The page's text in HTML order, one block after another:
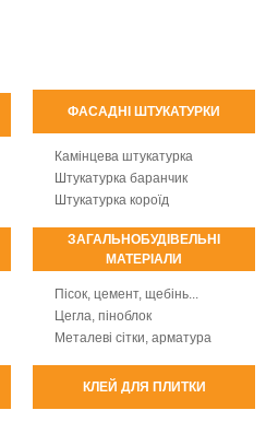
ФАСАДНІ ШТУКАТУРКИ
Камінцева штукатурка
Штукатурка баранчик
Штукатурка короїд
ЗАГАЛЬНОБУДІВЕЛЬНІ
МАТЕРІАЛИ
Пісок, цемент, щебінь...
Цегла, піноблок
Металеві сітки, арматура
КЛЕЙ ДЛЯ ПЛИТКИ